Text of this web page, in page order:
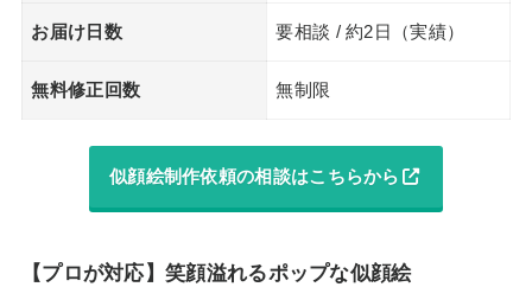
お届け日数 要相談 / 約2日（実績）
無料修正回数 無制限
似顔絵制作依頼の相談はこちらから
【プロが対応】笑顔溢れるポップな似顔絵